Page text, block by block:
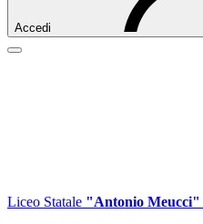
Accedi
Liceo Statale "Antonio Meucci"